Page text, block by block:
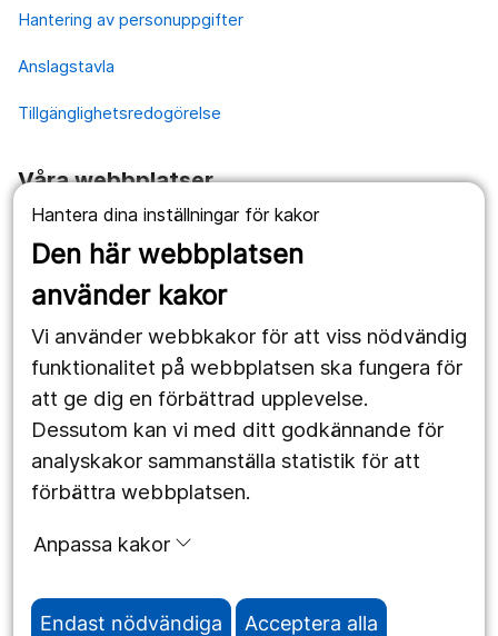
Hantera dina inställningar för kakor
Den här webbplatsen
använder kakor
Vi använder webbkakor för att viss nödvändig
funktionalitet på webbplatsen ska fungera för
att ge dig en förbättrad upplevelse.
Dessutom kan vi med ditt godkännande för
analyskakor sammanställa statistik för att
förbättra webbplatsen.
Anpassa kakor
Endast nödvändiga Acceptera alla
Hantering av personuppgifter
Anslagstavla
Tillgänglighetsredogörelse
Våra webbplatser
1177.se
Länstrafiken
Utveckling
Följ oss
Facebook